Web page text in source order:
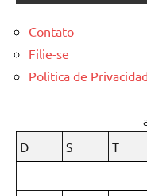
Contato
Filie-se
Politica de
D
S T